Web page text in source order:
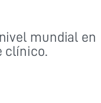
mundial en
clínico.